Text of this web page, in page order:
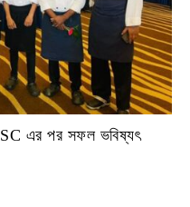
এর পর সফল ভবিষ্যৎ